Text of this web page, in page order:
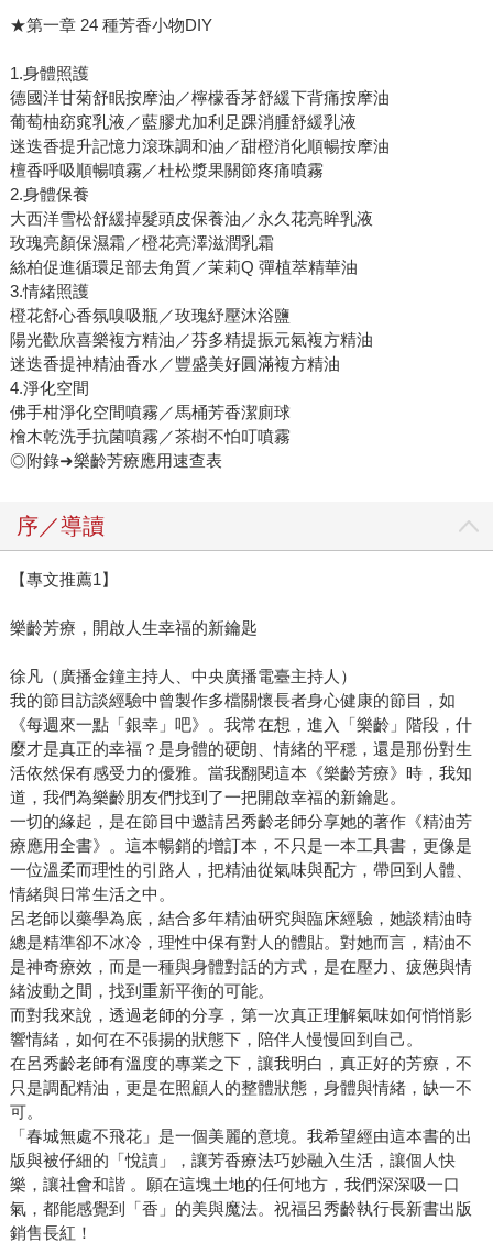
★第一章 24 種芳香小物DIY
1.身體照護
德國洋甘菊舒眠按摩油／檸檬香茅舒緩下背痛按摩油
葡萄柚窈窕乳液／藍膠尤加利足踝消腫舒緩乳液
迷迭香提升記憶力滾珠調和油／甜橙消化順暢按摩油
檀香呼吸順暢噴霧／杜松漿果關節疼痛噴霧
2.身體保養
大西洋雪松舒緩掉髮頭皮保養油／永久花亮眸乳液
玫瑰亮顏保濕霜／橙花亮澤滋潤乳霜
絲柏促進循環足部去角質／茉莉Q 彈植萃精華油
3.情緒照護
橙花舒心香氛嗅吸瓶／玫瑰紓壓沐浴鹽
陽光歡欣喜樂複方精油／芬多精提振元氣複方精油
迷迭香提神精油香水／豐盛美好圓滿複方精油
4.淨化空間
佛手柑淨化空間噴霧／馬桶芳香潔廁球
檜木乾洗手抗菌噴霧／茶樹不怕叮噴霧
◎附錄➜樂齡芳療應用速查表
序／導讀
【專文推薦1】
樂齡芳療，開啟人生幸福的新鑰匙
徐凡（廣播金鐘主持人、中央廣播電臺主持人）
我的節目訪談經驗中曾製作多檔關懷長者身心健康的節目，如
《每週來一點「銀幸」吧》。我常在想，進入「樂齡」階段，什
麼才是真正的幸福？是身體的硬朗、情緒的平穩，還是那份對生
活依然保有感受力的優雅。當我翻閱這本《樂齡芳療》時，我知
道，我們為樂齡朋友們找到了一把開啟幸福的新鑰匙。
一切的緣起，是在節目中邀請呂秀齡老師分享她的著作《精油芳
療應用全書》。這本暢銷的增訂本，不只是一本工具書，更像是
一位溫柔而理性的引路人，把精油從氣味與配方，帶回到人體、
情緒與日常生活之中。
呂老師以藥學為底，結合多年精油研究與臨床經驗，她談精油時
總是精準卻不冰冷，理性中保有對人的體貼。對她而言，精油不
是神奇療效，而是一種與身體對話的方式，是在壓力、疲憊與情
緒波動之間，找到重新平衡的可能。
而對我來說，透過老師的分享，第一次真正理解氣味如何悄悄影
響情緒，如何在不張揚的狀態下，陪伴人慢慢回到自己。
在呂秀齡老師有溫度的專業之下，讓我明白，真正好的芳療，不
只是調配精油，更是在照顧人的整體狀態，身體與情緒，缺一不
可。
「春城無處不飛花」是一個美麗的意境。我希望經由這本書的出
版與被仔細的「悅讀」，讓芳香療法巧妙融入生活，讓個人快
樂，讓社會和諧 。願在這塊土地的任何地方，我們深深吸一口
氣，都能感覺到「香」的美與魔法。祝福呂秀齡執行長新書出版
銷售長紅！